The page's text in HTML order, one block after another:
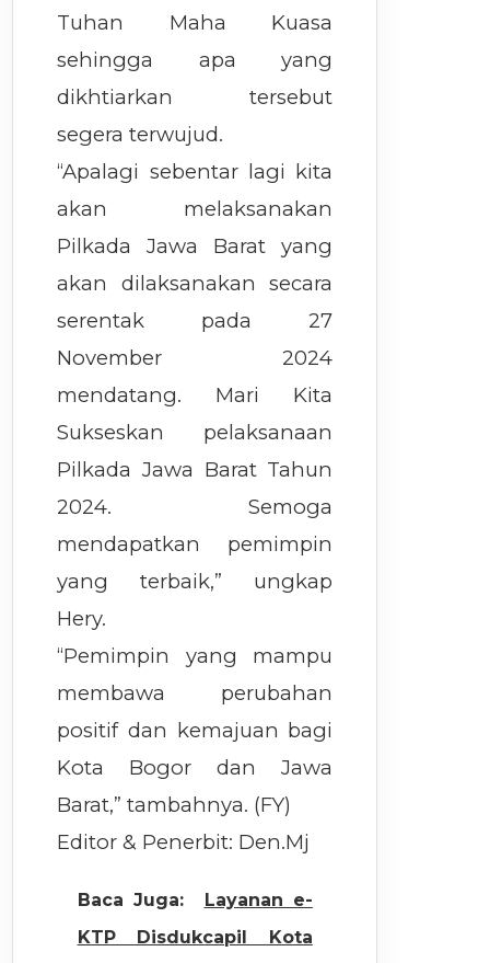
Tuhan Maha Kuasa
sehingga apa yang
dikhtiarkan tersebut
segera terwujud.
“Apalagi sebentar lagi kita
akan melaksanakan
Pilkada Jawa Barat yang
akan dilaksanakan secara
serentak pada 27
November 2024
mendatang. Mari Kita
Sukseskan pelaksanaan
Pilkada Jawa Barat Tahun
2024. Semoga
mendapatkan pemimpin
yang terbaik,” ungkap
Hery.
“Pemimpin yang mampu
membawa perubahan
positif dan kemajuan bagi
Kota Bogor dan Jawa
Barat,” tambahnya. (FY)
Editor & Penerbit: Den.Mj
Baca Juga:
Layanan e-
KTP Disdukcapil Kota